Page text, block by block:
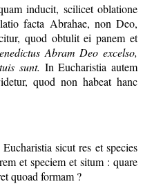
inducit, scilicet oblatione
facta Abrahae, non Deo,
quod obtulit ei panem et
Abram Deo excelso,
sunt. In Eucharistia autem
quod non habeat hanc
sicut res et species
et speciem et situm : quare
quoad formam ?